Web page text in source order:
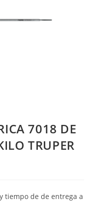
7018 DE
TRUPER
tiempo de de entrega a